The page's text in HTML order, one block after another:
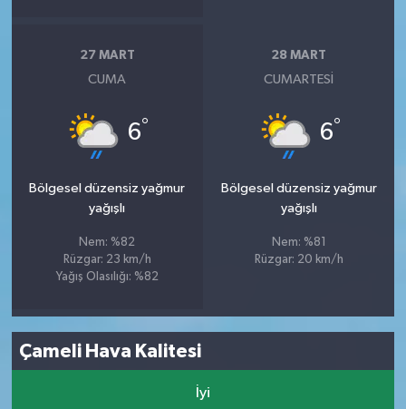
27 MART
CUMA
6°
Bölgesel düzensiz yağmur
yağışlı
Nem: %82
Rüzgar: 23 km/h
Yağış Olasılığı: %82
28 MART
CUMARTESI
6°
Bölgesel düzensiz yağmur
yağışlı
Nem: %81
Rüzgar: 20 km/h
Çameli Hava Kalitesi
İyi